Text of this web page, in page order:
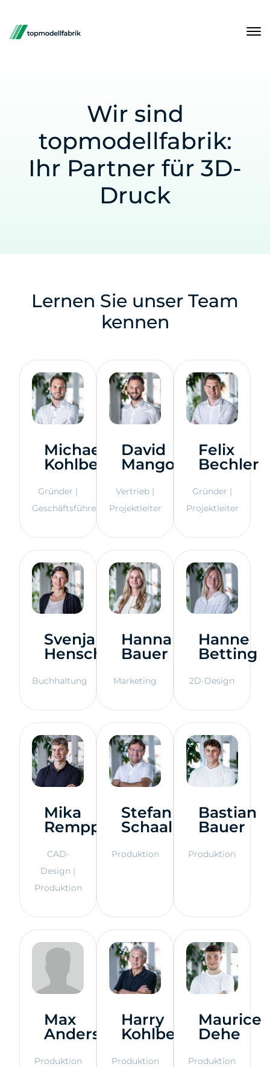
Wir sind
topmodellfabrik:
Ihr Partner für 3D-
Druck
Lernen Sie unser Team
kennen
Michael
Kohlbecher
Gründer |
Geschäftsführer
David
Mangold
Vertrieb |
Projektleiter
Felix
Bechler
Gründer |
Projektleiter
Svenja
Henschel
Buchhaltung
Hanna
Bauer
Marketing
Hanne
Betting
2D-Design
Mika
Rempp
CAD-
Design |
Produktion
Stefan
Schaal
Produktion
Bastian
Bauer
Produktion
Max
Anders
Produktion
Harry
Kohlbecher
Produktion
Maurice
Dehe
Produktion